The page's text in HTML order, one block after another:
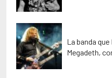
La banda
Megadeth,